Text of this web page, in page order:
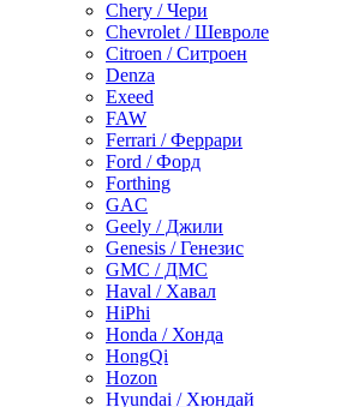
Chery / Чери
Chevrolet / Шевроле
Citroen / Ситроен
Denza
Exeed
FAW
Ferrari / Феррари
Ford / Форд
Forthing
GAC
Geely / Джили
Genesis / Генезис
GMC / ДМС
Haval / Хавал
HiPhi
Honda / Хонда
HongQi
Hozon
Hyundai / Хюндай